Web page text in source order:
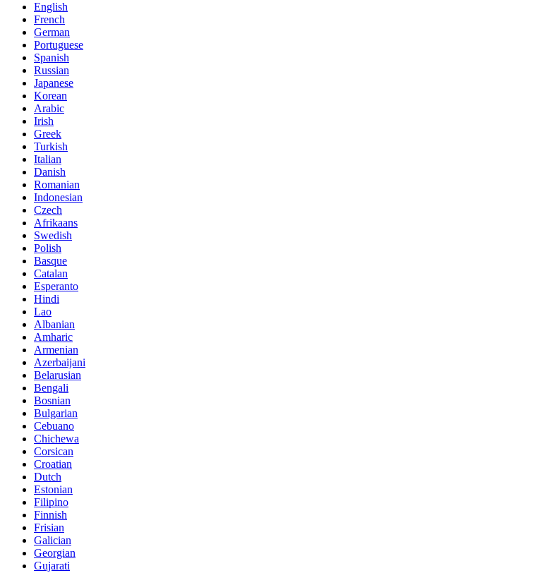
English
French
German
Portuguese
Spanish
Russian
Japanese
Korean
Arabic
Irish
Greek
Turkish
Italian
Danish
Romanian
Indonesian
Czech
Afrikaans
Swedish
Polish
Basque
Catalan
Esperanto
Hindi
Lao
Albanian
Amharic
Armenian
Azerbaijani
Belarusian
Bengali
Bosnian
Bulgarian
Cebuano
Chichewa
Corsican
Croatian
Dutch
Estonian
Filipino
Finnish
Frisian
Galician
Georgian
Gujarati